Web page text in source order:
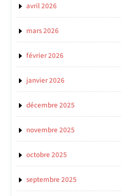
avril 2026
mars 2026
février 2026
janvier 2026
décembre 2025
novembre 2025
octobre 2025
septembre 2025